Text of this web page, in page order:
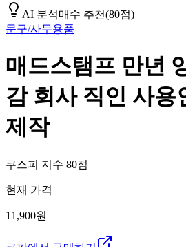
AI 분석매수 추천(80점)
문구/사무용품
매드스탬프 만년
감 회사 직인 사용
제작
쿠스피 지수 80점
현재 가격
11,900원